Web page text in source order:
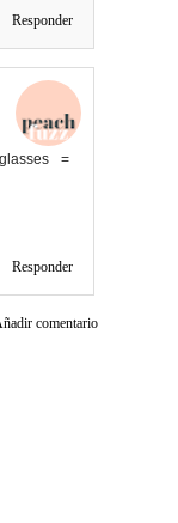
Responder
=
Responder
comentario